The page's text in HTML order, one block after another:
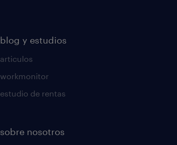
blog y estudios
articulos
workmonitor
estudio de rentas
sobre nosotros